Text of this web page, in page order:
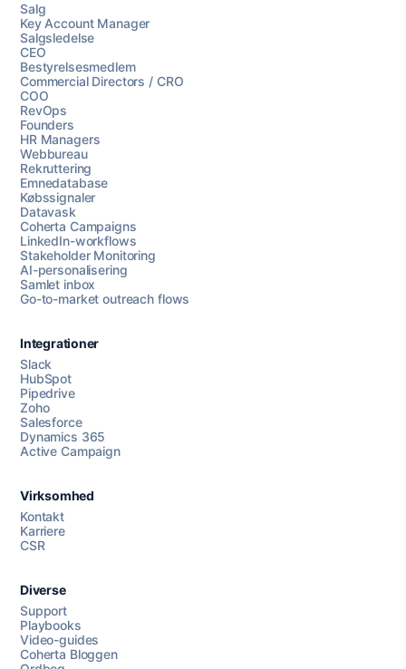
Chat med os
AI Campaign Assist
Salg
Key Account Manager
Salgsledelse
CEO
Bestyrelsesmedlem
Commercial Directors / CRO
COO
RevOps
Founders
HR Managers
Webbureau
Rekruttering
Emnedatabase
Købssignaler
Datavask
Coherta Campaigns
LinkedIn-workflows
Stakeholder Monitoring
AI-personalisering
Samlet inbox
Go-to-market outreach flows
Integrationer
Slack
HubSpot
Pipedrive
Zoho
Salesforce
Dynamics 365
Active Campaign
Virksomhed
Kontakt
Karriere
CSR
Diverse
Support
Playbooks
Video-guides
Coherta Bloggen